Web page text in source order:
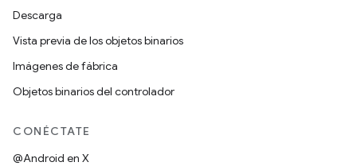
Descarga
Vista previa de los objetos binarios
Imágenes de fábrica
Objetos binarios del controlador
CONÉCTATE
@Android en X